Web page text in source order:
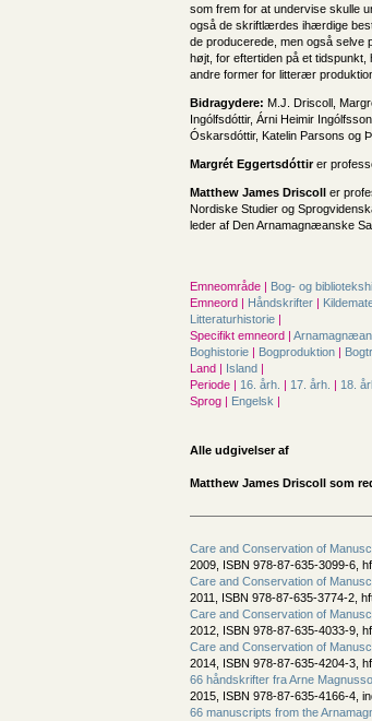
som frem for at undervise skulle
også de skriftlærdes ihærdige
de producerede, men også
højt, for eftertiden på et
andre former for litterær
Bidragydere: M.J. Driscoll,
Ingólfsdóttir, Árni Heimir
Óskarsdóttir, Katelin Parsons og
Margrét Eggertsdóttirer
Matthew James Driscoll er
Nordiske Studier og
leder af Den Arnamagnæanske
Emneområde | Bog- og
Emneord | Håndskrifter |
Litteraturhistorie |
Specifikt emneord |
Boghistorie | Bogproduktion |
Land | Island |
Periode | 16. årh. | 17. årh. | 18.
Sprog | Engelsk |
Alle udgivelser af
Matthew James Driscoll som
Care and Conservation of
2009, ISBN 978-87-635-3099-6,
Care and Conservation of
2011, ISBN 978-87-635-3774-2,
Care and Conservation of
2012, ISBN 978-87-635-4033-9,
Care and Conservation of
2014, ISBN 978-87-635-4204-3,
66 håndskrifter fra Arne
2015, ISBN 978-87-635-4166-4,
66 manuscripts from the